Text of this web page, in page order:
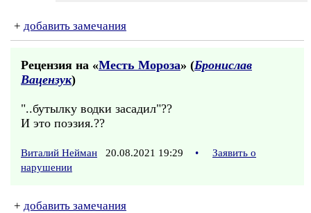
+ добавить замечания
Рецензия на «Месть Мороза» (Бронислав
Вацензук)
"..бутылку водки засадил"??
И это поэзия.??
Виталий Нейман 20.08.2021 19:29 •
Заявить о
нарушении
+ добавить замечания